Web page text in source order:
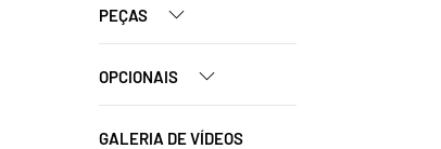
PEÇAS
OPCIONAIS
GALERIA DE VÍDEOS